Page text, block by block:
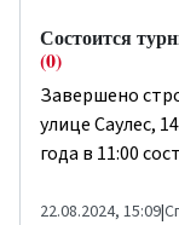
Состоится
(0)
Завершено
улице Саулес,
года в 11:00
22.08.2024, 15:09|